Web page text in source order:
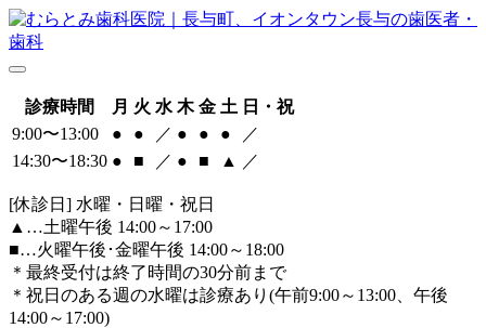
診療時間 月 火 水 木 金 土 日・祝
9:00〜13:00
● ● ／ ● ● ●
／
14:30〜18:30 ● ■ ／ ● ■ ▲ ／
[休診日] 水曜・日曜・祝日
▲ …土曜午後 14:00～17:00
■…火曜午後･金曜午後 14:00～18:00
＊最終受付は終了時間の30分前まで
＊祝日のある週の水曜は診療あり(午前9:00～13:00、午後
14:00～17:00)